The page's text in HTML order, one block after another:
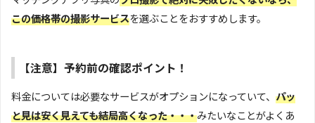
この価格帯の撮影サービスを選ぶことをおすすめします。
【注意】予約前の確認ポイント！
料金については必要なサービスがオプションになっていて、 パッ
と見は安く見えても結局高くなった・・・みたいなことがよくあ